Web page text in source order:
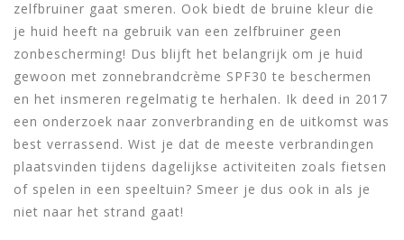
zelfbruiner gaat smeren. Ook biedt de bruine kleur die
je huid heeft na gebruik van een zelfbruiner geen
zonbescherming! Dus blijft het belangrijk om je huid
gewoon met zonnebrandcrème SPF30 te beschermen
en het insmeren regelmatig te herhalen. Ik deed in 2017
een onderzoek naar zonverbranding en de uitkomst was
best verrassend. Wist je dat de meeste verbrandingen
plaatsvinden tijdens dagelijkse activiteiten zoals fietsen
of spelen in een speeltuin? Smeer je dus ook in als je
niet naar het strand gaat!